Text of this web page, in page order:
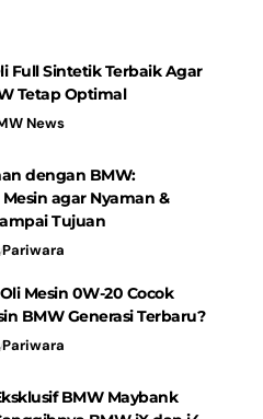
Full Sintetik Terbaik Agar
Tetap Optimal
News
dengan BMW:
agar Nyaman &
Tujuan
Pariwara
Mesin 0W-20 Cocok
BMW Generasi Terbaru?
Pariwara
BMW Maybank